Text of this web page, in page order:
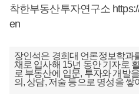
착한부동산투자연구소
en
장인석은 경희대 언론정보학과
채로 입사해 15년 동안 기자로
로 부동산에 입문, 투자와 개발
의, 상담, 저술 등으로 명성을 쌓